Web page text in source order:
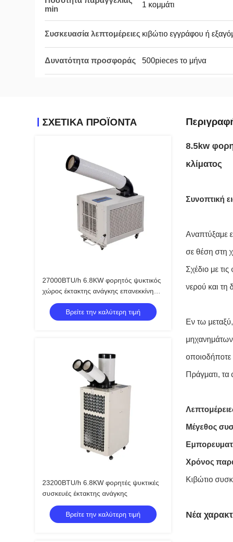
min
1 κομμάτι
Συσκευασία λεπτομέρειες κιβώτιο εγγράφου ή
Δυνατότητα προσφοράς 500pieces το μήνα
ΣΧΕΤΙΚΑ ΠΡΟΪΟΝΤΑ
27000BTU/h 6.8KW φορητός ψυκτικός
χώρος έκτακτης ανάγκης επανεκκίνηση
ψύξης
Βρείτε την καλύτερη τιμή
23200BTU/h 6.8KW φορητές ψυκτικές
συσκευές έκτακτης ανάγκης
Βρείτε την καλύτερη τιμή
8.5kw
κλίματος
Συνοπτική
Αναπτύξαμε
σε θέση στη
Σχέδιο με
νερού και τη
Εν τω
οποιοδήποτε
Πράγματι, τα
Μέγεθος
Χρόνος
Κιβώτιο
Νέα